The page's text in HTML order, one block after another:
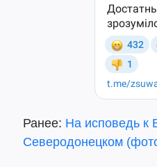
Ранее: На исповедь к
Северодонецком